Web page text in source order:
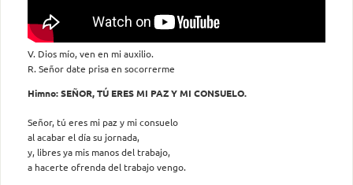
V. Dios mío, ven en mi auxilio.
R. Señor date prisa en socorrerme
Himno: SEÑOR, TÚ ERES MI PAZ Y MI CONSUELO.
Señor, tú eres mi paz y mi consuelo
al acabar el día su jornada,
y, libres ya mis manos del trabajo,
a hacerte ofrenda del trabajo vengo.